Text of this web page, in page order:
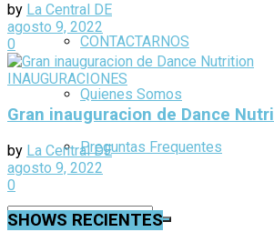
CONTACTARNOS
Quienes Somos
Preguntas Frequentes
by La Central DE
agosto 9, 2022
0
INAUGURACIONES
Gran inauguracion de Dance
by La Central DE
agosto 9, 2022
0
SHOWS RECIENTES